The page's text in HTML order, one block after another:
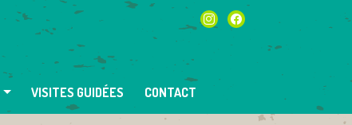
instagramfacebook
VISITES GUIDÉES CONTACT